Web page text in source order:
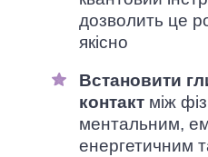
Встановити
контакт між
ментальним,
енергетичним
дозволить це
якісно